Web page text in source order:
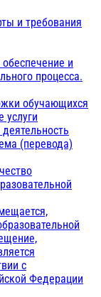
и требования
и
процесса.
обучающихся
услуги
(перевода)
с
Федерации